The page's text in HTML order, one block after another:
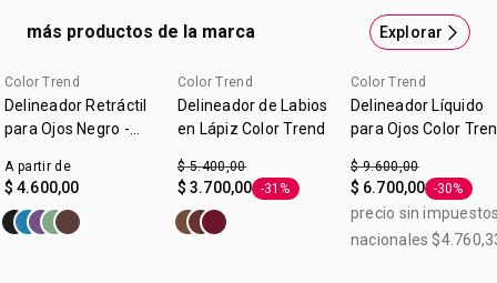
más productos de la marca Explorar
Color Trend
Delineador Retráctil
para Ojos Negro -
A partir de
$ 4.600,00
Color Trend
Delineador de Labios
en Lápiz Color Trend
$ 5.400,00
$ 3.700,00 Etiqueta -31%
-31%
Color Trend
Delineador Líquido
para Ojos Color
$ 9.600,00
$ 6.700,00 Etiqueta -
-30%
precio sin
nacionales